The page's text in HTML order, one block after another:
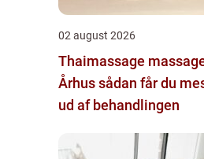
02 august 2026
Thaimassage
Århus sådan får du mest
ud af behandlingen